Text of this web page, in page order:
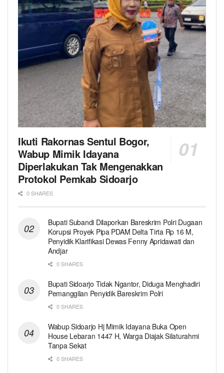
Ikuti Rakornas Sentul Bogor,
Wabup Mimik Idayana
Diperlakukan Tak Mengenakkan
Protokol Pemkab Sidoarjo
0 SHARES
Bupati Subandi Dilaporkan Bareskrim Polri Dugaan
Korupsi Proyek Pipa PDAM Delta Tirta Rp 16 M,
Penyidik Klarifikasi Dewas Fenny Apridawati dan
Andjar
0 SHARES
Bupati Sidoarjo Tidak Ngantor, Diduga Menghadiri
Pemanggilan Penyidik Bareskrim Polri
0 SHARES
Wabup Sidoarjo Hj Mimik Idayana Buka Open
House Lebaran 1447 H, Warga Diajak Silaturahmi
Tanpa Sekat
0 SHARES